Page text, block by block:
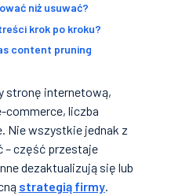
niż usuwać?
krok po kroku?
content pruning
stronę internetową,
commerce, liczba
Nie wszystkie jednak z
– część przestaje
dezaktualizują się lub
strategią firmy.